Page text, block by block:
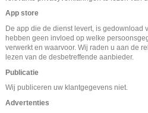
App store
De app die de dienst levert, is gedownload
hebben geen invloed op welke
verwerkt en waarvoor. Wij raden u aan de
lezen van de desbetreffende aanbieder.
Publicatie
Wij publiceren uw klantgegevens niet.
Advertenties